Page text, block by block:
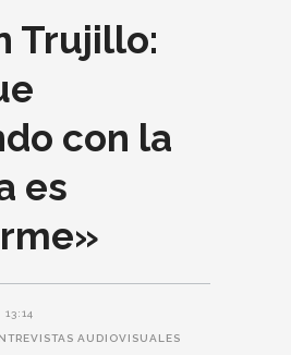
Trujillo:
con la
es
13:14
AUDIOVISUALES